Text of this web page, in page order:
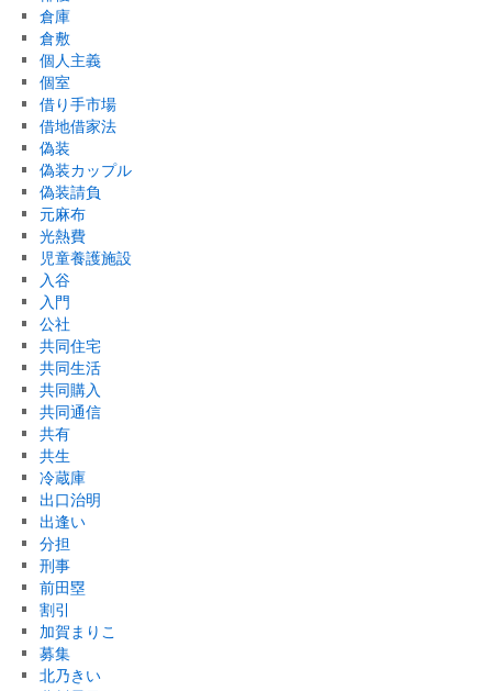
倉庫
倉敷
個人主義
個室
借り手市場
借地借家法
偽装
偽装カップル
偽装請負
元麻布
光熱費
児童養護施設
入谷
入門
公社
共同住宅
共同生活
共同購入
共同通信
共有
共生
冷蔵庫
出口治明
出逢い
分担
刑事
前田塁
割引
加賀まりこ
募集
北乃きい